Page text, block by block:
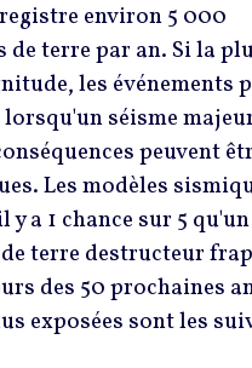
environ 5 000
de terre par an. Si la
les événements
séisme
peuvent
Les modèles
a 1 chance sur 5 qu'un
terre destructeur
des 50 prochaines
exposées sont les